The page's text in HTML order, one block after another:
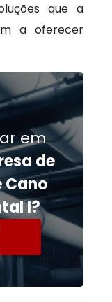
que a
a oferecer
em
de
Cano
I?